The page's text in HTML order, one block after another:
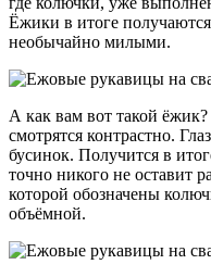
Ёжики в итоге
необычайно милыми.
А как вам вот такой
смотрятся контрастно.
бусинок. Получится в
точно никого не оставит
которой обозначены
объёмной.